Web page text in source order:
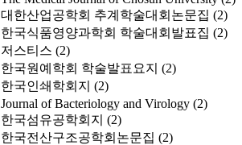
대한산업공학회 추계학술대회논문집 (2)
한국식품영양과학회 학술대회발표집 (2)
저스티스 (2)
한국원예학회 학술발표요지 (2)
한국인쇄학회지 (2)
Journal of Bacteriology and Virology (2)
한국섬유공학회지 (2)
한국전산구조공학회논문집 (2)